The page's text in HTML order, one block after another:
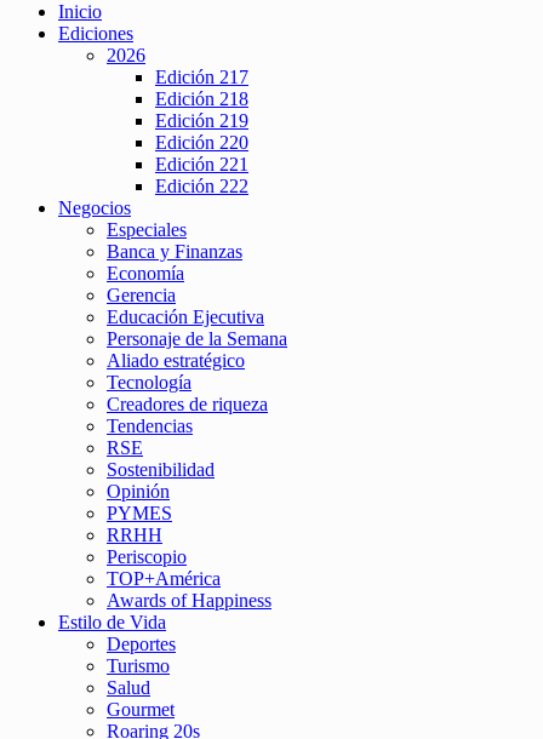
Inicio
Ediciones
2026
Edición 217
Edición 218
Edición 219
Edición 220
Edición 221
Edición 222
Negocios
Especiales
Banca y Finanzas
Economía
Gerencia
Educación Ejecutiva
Personaje de la Semana
Aliado estratégico
Tecnología
Creadores de riqueza
Tendencias
RSE
Sostenibilidad
Opinión
PYMES
RRHH
Periscopio
TOP+América
Awards of Happiness
Estilo de Vida
Deportes
Turismo
Salud
Gourmet
Roaring 20s